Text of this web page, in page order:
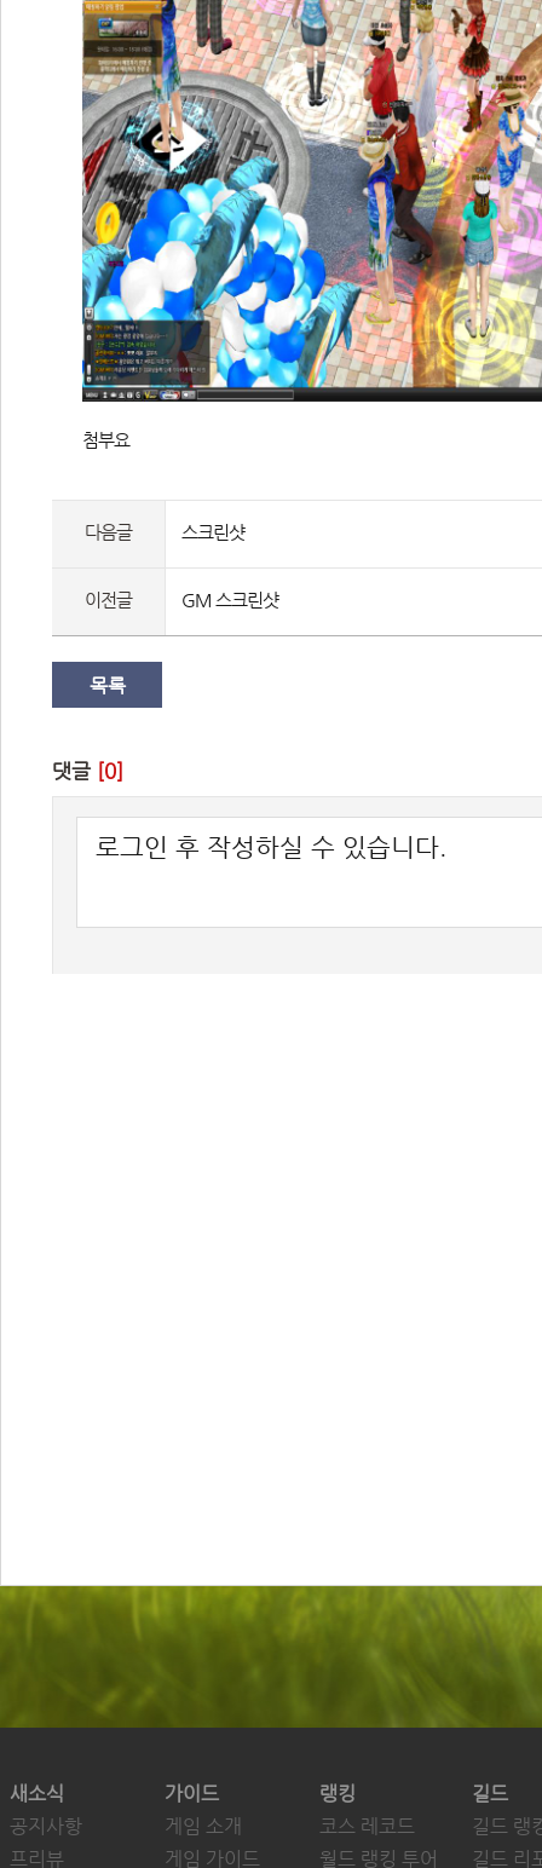
첨부요
다음글 스크린샷
이전글 GM 스크린샷
목록
댓글 [0]
새소식
공지사항
프리뷰
가이드
게임 소개
게임 가이드
랭킹
코스 레코드
월드 랭킹 투어
길드
길드 랭
길드 리